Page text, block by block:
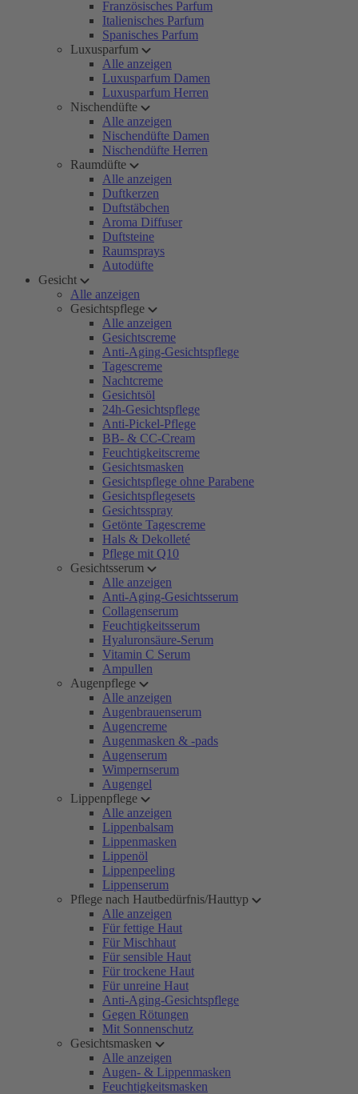
Französisches Parfum
Italienisches Parfum
Spanisches Parfum
Luxusparfum
Alle anzeigen
Luxusparfum Damen
Luxusparfum Herren
Nischendüfte
Alle anzeigen
Nischendüfte Damen
Nischendüfte Herren
Raumdüfte
Alle anzeigen
Duftkerzen
Duftstäbchen
Aroma Diffuser
Duftsteine
Raumsprays
Autodüfte
Gesicht
Alle anzeigen
Gesichtspflege
Alle anzeigen
Gesichtscreme
Anti-Aging-Gesichtspflege
Tagescreme
Nachtcreme
Gesichtsöl
24h-Gesichtspflege
Anti-Pickel-Pflege
BB- & CC-Cream
Feuchtigkeitscreme
Gesichtsmasken
Gesichtspflege ohne Parabene
Gesichtspflegesets
Gesichtsspray
Getönte Tagescreme
Hals & Dekolleté
Pflege mit Q10
Gesichtsserum
Alle anzeigen
Anti-Aging-Gesichtsserum
Collagenserum
Feuchtigkeitsserum
Hyaluronsäure-Serum
Vitamin C Serum
Ampullen
Augenpflege
Alle anzeigen
Augenbrauenserum
Augencreme
Augenmasken & -pads
Augenserum
Wimpernserum
Augengel
Lippenpflege
Alle anzeigen
Lippenbalsam
Lippenmasken
Lippenöl
Lippenpeeling
Lippenserum
Pflege nach Hautbedürfnis/Hauttyp
Alle anzeigen
Für fettige Haut
Für Mischhaut
Für sensible Haut
Für trockene Haut
Für unreine Haut
Anti-Aging-Gesichtspflege
Gegen Rötungen
Mit Sonnenschutz
Gesichtsmasken
Alle anzeigen
Augen- & Lippenmasken
Feuchtigkeitsmasken